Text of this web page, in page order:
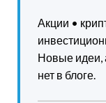
Акции •
Новые идеи,
нет в блоге.